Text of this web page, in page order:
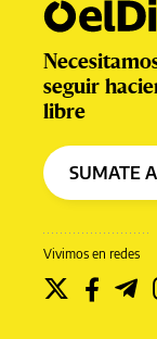
Vivimos en redes
seguir
libre
SUMATE